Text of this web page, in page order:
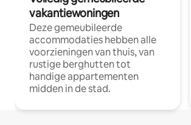
vakantiewoningen
Deze gemeubileerde
accommodaties hebben alle
voorzieningen van thuis, van
rustige berghutten tot
handige appartementen
midden in de stad.